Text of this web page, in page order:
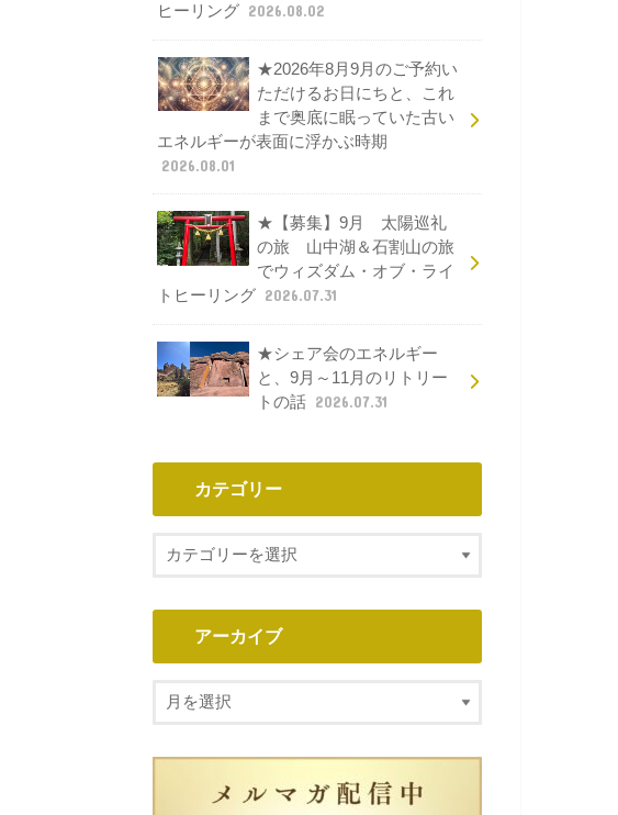
ヒーリング 2026.08.02
★2026年8月9月のご予約い
ただけるお日にちと、これ
まで奥底に眠っていた古い
エネルギーが表面に浮かぶ時期
2026.08.01
★【募集】9月 太陽巡礼
の旅 山中湖＆石割山の旅
でウィズダム・オブ・ライ
トヒーリング 2026.07.31
★シェア会のエネルギー
と、9月～11月のリトリー
トの話 2026.07.31
カテゴリー
アーカイブ